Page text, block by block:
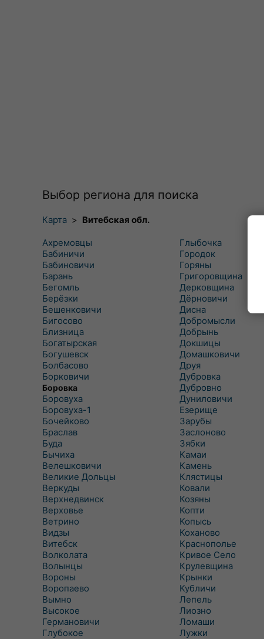
Выбор региона для поиска
Карта > Витебская обл.
Ахремовцы
Бабиничи
Бабиновичи
Барань
Бегомль
Берёзки
Бешенковичи
Бигосово
Близница
Богатырская
Богушевск
Болбасово
Борковичи
Боровка
Боровуха
Боровуха-1
Бочейково
Браслав
Буда
Бычиха
Велешковичи
Великие Дольцы
Веркуды
Верхнедвинск
Верховье
Ветрино
Видзы
Витебск
Волколата
Волынцы
Вороны
Воропаево
Вымно
Высокое
Германовичи
Глубокое
Глыбочка
Городок
Горяны
Григоровщина
Дерковщина
Дёрновичи
Дисна
Добромысли
Добрынь
Докшицы
Домашковичи
Друя
Дубровка
Дубровно
Дуниловичи
Езерище
Зарубы
Заслоново
Зябки
Камаи
Камень
Клястицы
Ковали
Козяны
Копти
Копысь
Коханово
Краснополье
Кривое Село
Крулевщина
Крынки
Кубличи
Лепель
Лиозно
Ломаши
Лужки